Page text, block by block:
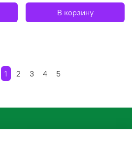
В корзину
1 2 3 4 5